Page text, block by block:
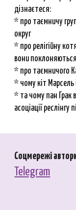
дізнаєтеся:
* про таємничу
округ
* про релігійну
вони поклоняються
* про таємничого
* чому кіт Марсель
* та чому пан Грак
асоціації
Соцмережі
Telegram